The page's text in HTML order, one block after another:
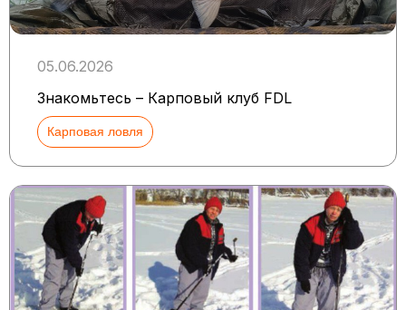
05.06.2026
Знакомьтесь – Карповый клуб FDL
Карповая ловля